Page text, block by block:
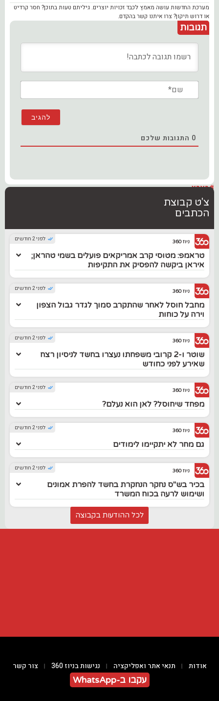
מערכת החדשות עושה מאמץ לכבד זכויות יוצרים. גיליתם טעות בתוכן? חסר קרדיט
או דרוש תיקון? צרו איתנו קשר בהקדם.
תגובות
0 התגובות שלכם
#בארץ
צ'ט קבוצת
הכתבים
לפני 2 חודשים ניוז 360
טראמפ: מטוסי קרב אמריקאים פועלים בשמי טהראן;
איראן ביקשה להפסיק את התקיפות
לפני 2 חודשים ניוז 360
מחבל חוסל לאחר שהתקרב סמוך לגדר גבול הצפון
וירה על כוחות
לפני 2 חודשים ניוז 360
שוטר ו-2 קרובי משפחתו נעצרו בחשד לניסיון רצח
שאירע לפני כחודש
לפני 2 חודשים ניוז 360
מפחד שיחוסל? לאן הוא נעלם?
לפני 2 חודשים ניוז 360
גם מחר לא יתקיימו לימודים
לפני 2 חודשים ניוז 360
בכיר בש"ס נחקר הנחקרת בחשד להפרת אמונים
ושימוש לרעה בכוח המשרד
לכל ההודעות בקבוצה
אודות תנאי אתר ואפליקציה נגישות בניוז 360 צור קשר
עקבו ב-WhatsApp